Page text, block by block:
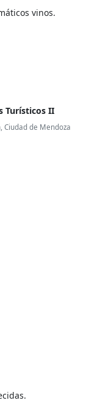
vinos.
Turísticos II
Ciudad de Mendoza